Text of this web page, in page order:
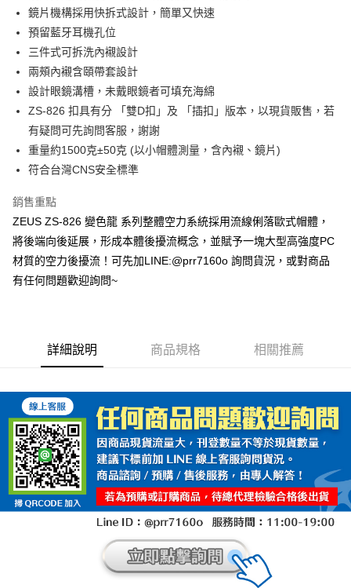
運送方式
全家取貨付款(安全帽一頂以上請選宅配)
每筆NT$60，滿NT$1,000(含以上)免運費
7-11取貨付款(安全帽一頂以上請選宅配)
每筆NT$60，滿NT$1,000(含以上)免運費
宅配
每筆NT$100，滿NT$1,000(含以上)免運費
鏡片機構採用快拆式設計，簡單又快速
預留藍牙耳機孔位
三件式可拆洗內襯設計
兩頰內襯含頤帶套設計
設計眼鏡溝槽，未戴眼鏡者可填充海綿
ZS-826 扣具有分 「雙D扣」及 「插扣」版本，以現貨販售，若
有疑問可先詢問客服，謝謝
重量約1500克±50克 (以小帽體測量，含內襯、鏡片)
符合台灣CNS安全標準
銷售重點
ZEUS ZS-826 變色龍 系列整體空力系統採用流線俐落歐式帽體，
將後端向後延展，形成本體後擾流概念，並賦予一塊大型高強度PC
材質的空力後擾流！可先加LINE:@prr7160o 詢問貨況，或對商品
有任何問題歡迎詢問~
詳細說明 商品規格 相關推薦